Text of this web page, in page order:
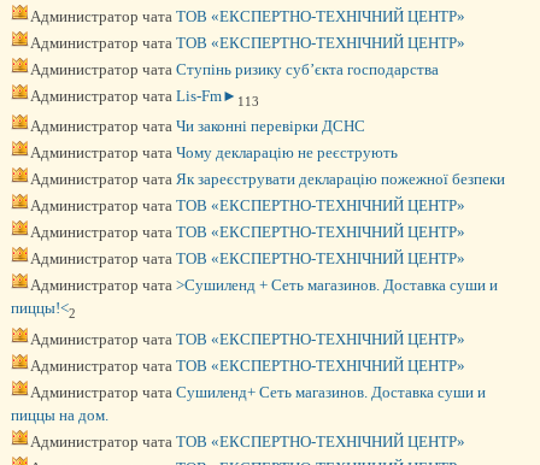
Администратор чата ТОВ «ЕКСПЕРТНО-ТЕХНІЧНИЙ ЦЕНТР»
Администратор чата ТОВ «ЕКСПЕРТНО-ТЕХНІЧНИЙ ЦЕНТР»
Администратор чата Ступінь ризику суб’єкта господарства
Администратор чата Lis-Fm► 113
Администратор чата Чи законні перевірки ДСНС
Администратор чата Чому декларацію не реєструють
Администратор чата Як зареєструвати декларацію пожежної безпеки
Администратор чата ТОВ «ЕКСПЕРТНО-ТЕХНІЧНИЙ ЦЕНТР»
Администратор чата ТОВ «ЕКСПЕРТНО-ТЕХНІЧНИЙ ЦЕНТР»
Администратор чата ТОВ «ЕКСПЕРТНО-ТЕХНІЧНИЙ ЦЕНТР»
Администратор чата >Сушиленд + Сеть магазинов. Доставка суши и
пиццы!<2
Администратор чата ТОВ «ЕКСПЕРТНО-ТЕХНІЧНИЙ ЦЕНТР»
Администратор чата ТОВ «ЕКСПЕРТНО-ТЕХНІЧНИЙ ЦЕНТР»
Администратор чата Сушиленд+ Сеть магазинов. Доставка суши и
пиццы на дом.
Администратор чата ТОВ «ЕКСПЕРТНО-ТЕХНІЧНИЙ ЦЕНТР»